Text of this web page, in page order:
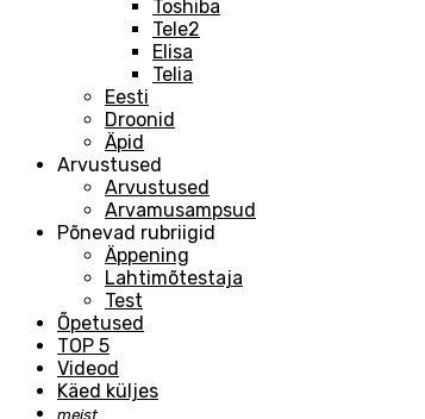
Toshiba
Tele2
Elisa
Telia
Eesti
Droonid
Äpid
Arvustused
Arvustused
Arvamusampsud
Põnevad rubriigid
Äppening
Lahtimõtestaja
Test
Õpetused
TOP 5
Videod
Käed küljes
meist